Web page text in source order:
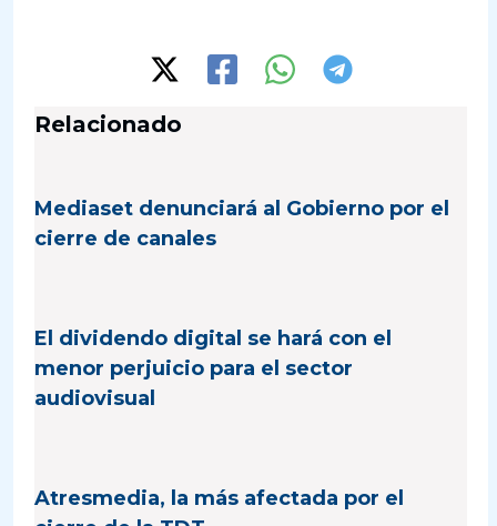
Relacionado
Mediaset denunciará al Gobierno por el
cierre de canales
El dividendo digital se hará con el
menor perjuicio para el sector
audiovisual
Atresmedia, la más afectada por el